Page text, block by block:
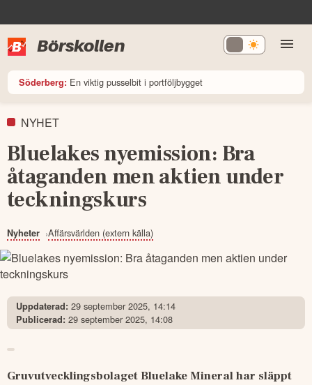
Börskollen
Söderberg: En viktig pusselbit i portföljbygget
NYHET
Bluelakes nyemission: Bra
åtaganden men aktien under
teckningskurs
Nyheter Affärsvärlden (extern källa)
Uppdaterad: 29 september 2025, 14:14
Publicerad: 29 september 2025, 14:08
Gruvutvecklingsbolaget Bluelake Mineral har släppt